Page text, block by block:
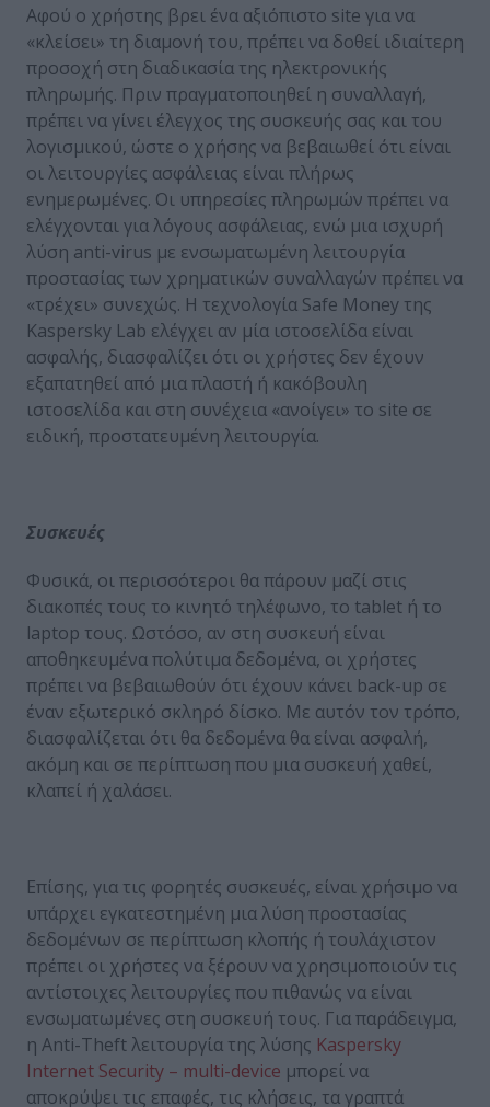
Αφού ο χρήστης βρει ένα αξιόπιστο site για να
«κλείσει» τη διαμονή του, πρέπει να δοθεί ιδιαίτερη
προσοχή στη διαδικασία της ηλεκτρονικής
πληρωμής. Πριν πραγματοποιηθεί η συναλλαγή,
πρέπει να γίνει έλεγχος της συσκευής σας και του
λογισμικού, ώστε ο χρήσης να βεβαιωθεί ότι είναι
οι λειτουργίες ασφάλειας είναι πλήρως
ενημερωμένες. Οι υπηρεσίες πληρωμών πρέπει να
ελέγχονται για λόγους ασφάλειας, ενώ μια ισχυρή
λύση anti-virus με ενσωματωμένη λειτουργία
προστασίας των χρηματικών συναλλαγών πρέπει να
«τρέχει» συνεχώς. Η τεχνολογία Safe Money της
Kaspersky Lab ελέγχει αν μία ιστοσελίδα είναι
ασφαλής, διασφαλίζει ότι οι χρήστες δεν έχουν
εξαπατηθεί από μια πλαστή ή κακόβουλη
ιστοσελίδα και στη συνέχεια «ανοίγει» το site σε
ειδική, προστατευμένη λειτουργία.
Συσκευές
Φυσικά, οι περισσότεροι θα πάρουν μαζί στις
διακοπές τους το κινητό τηλέφωνο, το tablet ή το
laptop τους. Ωστόσο, αν στη συσκευή είναι
αποθηκευμένα πολύτιμα δεδομένα, οι χρήστες
πρέπει να βεβαιωθούν ότι έχουν κάνει back-up σε
έναν εξωτερικό σκληρό δίσκο. Με αυτόν τον τρόπο,
διασφαλίζεται ότι θα δεδομένα θα είναι ασφαλή,
ακόμη και σε περίπτωση που μια συσκευή χαθεί,
κλαπεί ή χαλάσει.
Επίσης, για τις φορητές συσκευές, είναι χρήσιμο να
υπάρχει εγκατεστημένη μια λύση προστασίας
δεδομένων σε περίπτωση κλοπής ή τουλάχιστον
πρέπει οι χρήστες να ξέρουν να χρησιμοποιούν τις
αντίστοιχες λειτουργίες που πιθανώς να είναι
ενσωματωμένες στη συσκευή τους. Για παράδειγμα,
η Anti-Theft λειτουργία της λύσης Kaspersky
Internet Security – multi-device μπορεί να
αποκρύψει τις επαφές, τις κλήσεις, τα γραπτά